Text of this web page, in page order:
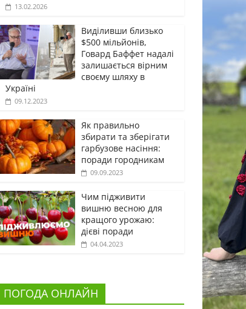
13.02.2026
Виділивши близько
$500 мільйонів,
Говард Баффет надалі
залишається вірним
своєму шляху в
Україні
09.12.2023
Як правильно
збирати та зберігати
гарбузове насіння:
поради городникам
09.09.2023
Чим підживити
вишню весною для
кращого урожаю:
дієві поради
04.04.2023
ПОГОДА ОНЛАЙН